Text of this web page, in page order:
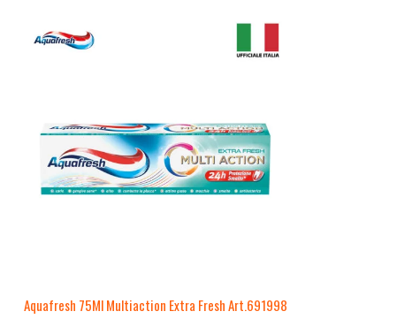
Aquafresh 75Ml Multiaction Extra Fresh Art.691998